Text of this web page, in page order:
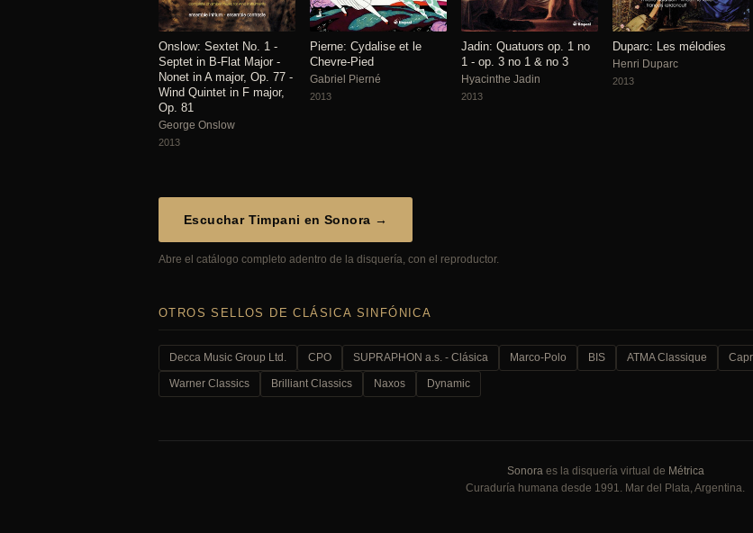
Onslow: Sextet No. 1 -
Septet in B-Flat Major -
Nonet in A major, Op. 77 -
Wind Quintet in F major,
Op. 81
George Onslow
2013
Pierne: Cydalise et le
Chevre-Pied
Gabriel Pierné
2013
Jadin: Quatuors op. 1 no
1 - op. 3 no 1 & no 3
Hyacinthe Jadin
2013
Duparc: Les mélodies
Henri Duparc
2013
Escuchar Timpani en Sonora →
Abre el catálogo completo adentro de la disquería, con el reproductor.
OTROS SELLOS DE CLÁSICA SINFÓNICA
Decca Music Group Ltd. CPO SUPRAPHON a.s. - Clásica Marco-Polo BIS ATMA Classique
Warner Classics Brilliant Classics Naxos Dynamic
Sonora es la disquería virtual de Métrica
Curaduría humana desde 1991. Mar del Plata, Argentina.